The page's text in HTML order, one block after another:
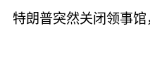
特朗普突然关闭领事